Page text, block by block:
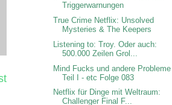
Triggerwarnungen
True Crime Netflix: Unsolved
Mysteries & The Keepers
Listening to: Troy. Oder auch:
500.000 Zeilen Grol...
Mind Fucks und andere Probleme
Teil I - etc Folge 083
Netflix für Dinge mit Weltraum:
Challenger Final F...